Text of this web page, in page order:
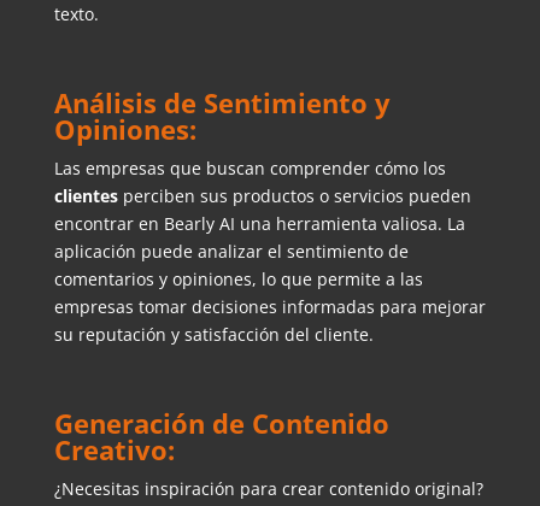
texto.
Análisis de Sentimiento y
Opiniones:
Las empresas que buscan comprender cómo los
clientes perciben sus productos o servicios pueden
encontrar en Bearly AI una herramienta valiosa. La
aplicación puede analizar el sentimiento de
comentarios y opiniones, lo que permite a las
empresas tomar decisiones informadas para mejorar
su reputación y satisfacción del cliente.
Generación de Contenido
Creativo:
¿Necesitas inspiración para crear contenido original?